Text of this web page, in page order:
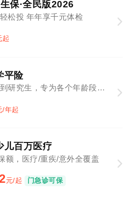
保·全民版2026
松投 年年享千元体检
起
平险
从小学到研究生，专为各个年龄段学生定制
/年起
儿百万医疗
额，医疗/重疾/意外全覆盖
元/起 门急诊可保